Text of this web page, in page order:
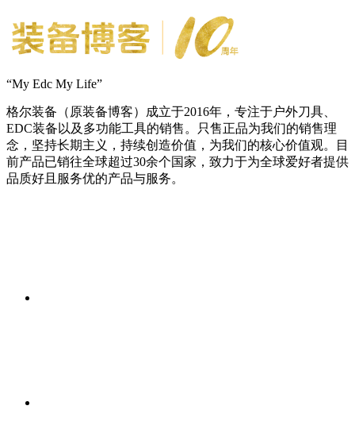
“My Edc My Life”
格尔装备（原装备博客）成立于2016年，专注于户外刀具、
EDC装备以及多功能工具的销售。只售正品为我们的销售理
念，坚持长期主义，持续创造价值，为我们的核心价值观。目
前产品已销往全球超过30余个国家，致力于为全球爱好者提供
品质好且服务优的产品与服务。